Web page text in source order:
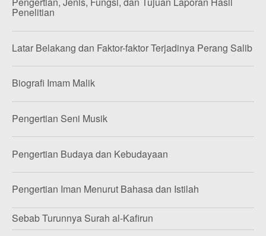
Penelitian
Latar Belakang dan Faktor-faktor Terjadinya Perang Salib
Biografi Imam Malik
Pengertian Seni Musik
Pengertian Budaya dan Kebudayaan
Pengertian Iman Menurut Bahasa dan Istilah
Sebab Turunnya Surah al-Kafirun